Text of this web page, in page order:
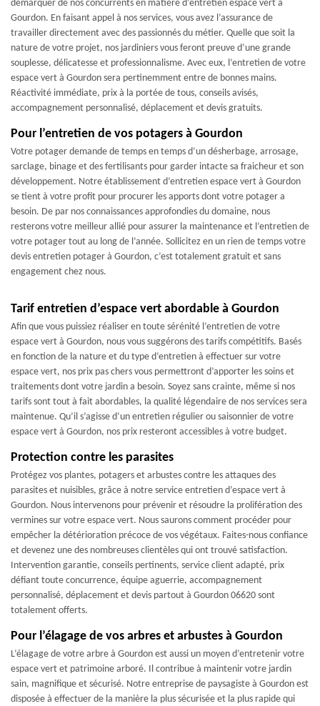
démarquer de nos concurrents en matière d’entretien espace vert à
Gourdon. En faisant appel à nos services, vous avez l’assurance de
travailler directement avec des passionnés du métier. Quelle que soit la
nature de votre projet, nos jardiniers vous feront preuve d’une grande
souplesse, délicatesse et professionnalisme. Avec eux, l’entretien de votre
espace vert à Gourdon sera pertinemment entre de bonnes mains.
Réactivité immédiate, prix à la portée de tous, conseils avisés,
accompagnement personnalisé, déplacement et devis gratuits.
Pour l’entretien de vos potagers à Gourdon
Votre potager demande de temps en temps d’un désherbage, arrosage,
sarclage, binage et des fertilisants pour garder intacte sa fraicheur et son
développement. Notre établissement d’entretien espace vert à Gourdon
se tient à votre profit pour procurer les apports dont votre potager a
besoin. De par nos connaissances approfondies du domaine, nous
resterons votre meilleur allié pour assurer la maintenance et l’entretien de
votre potager tout au long de l’année. Sollicitez en un rien de temps votre
devis entretien potager à Gourdon, c’est totalement gratuit et sans
engagement chez nous.
Tarif entretien d’espace vert abordable à Gourdon
Afin que vous puissiez réaliser en toute sérénité l’entretien de votre
espace vert à Gourdon, nous vous suggérons des tarifs compétitifs. Basés
en fonction de la nature et du type d’entretien à effectuer sur votre
espace vert, nos prix pas chers vous permettront d’apporter les soins et
traitements dont votre jardin a besoin. Soyez sans crainte, même si nos
tarifs sont tout à fait abordables, la qualité légendaire de nos services sera
maintenue. Qu’il s’agisse d’un entretien régulier ou saisonnier de votre
espace vert à Gourdon, nos prix resteront accessibles à votre budget.
Protection contre les parasites
Protégez vos plantes, potagers et arbustes contre les attaques des
parasites et nuisibles, grâce à notre service entretien d’espace vert à
Gourdon. Nous intervenons pour prévenir et résoudre la prolifération des
vermines sur votre espace vert. Nous saurons comment procéder pour
empêcher la détérioration précoce de vos végétaux. Faites-nous confiance
et devenez une des nombreuses clientèles qui ont trouvé satisfaction.
Intervention garantie, conseils pertinents, service client adapté, prix
défiant toute concurrence, équipe aguerrie, accompagnement
personnalisé, déplacement et devis partout à Gourdon 06620 sont
totalement offerts.
Pour l’élagage de vos arbres et arbustes à Gourdon
L’élagage de votre arbre à Gourdon est aussi un moyen d’entretenir votre
espace vert et patrimoine arboré. Il contribue à maintenir votre jardin
sain, magnifique et sécurisé. Notre entreprise de paysagiste à Gourdon est
disposée à effectuer de la manière la plus sécurisée et la plus rapide qui